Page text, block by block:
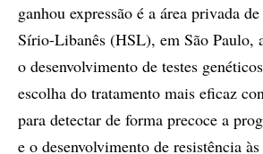
ganhou expressão é a área privada
Sírio-Libanês (HSL), em São Paulo,
o desenvolvimento de testes
escolha do tratamento mais eficaz
para detectar de forma precoce a
e o desenvolvimento de resistência